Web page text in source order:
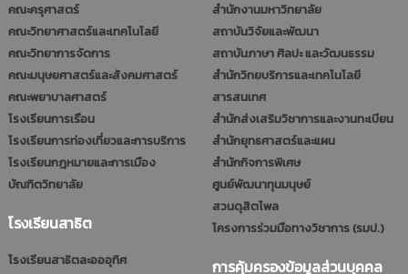
คณะครุศาสตร์
คณะวิทยาศาสตร์และเทคโนโลยี
คณะวิทยาการจัดการ
คณะมนุษยศาสตร์และสังคมศาสตร์
คณะพยาบาลศาสตร์
โรงเรียนการเรือน
โรงเรียนการท่องเที่ยวและการบริการ
โรงเรียนกฎหมายและการเมือง
บัณฑิตวิทยาลัย
โรงเรียนสาธิต
โรงเรียนสาธิตละอออุทิศ
สำนักงานมหาวิทยาลัย
สถาบันวิจัยและพัฒนา
สถาบันภาษา ศิลปะ และวัฒนธรรม
สำนักวิทยบริการและเทคโนโลยี
สารสนเทศ
สำนักส่งเสริมวิชาการและงานทะเบียน
สำนักยุทธศาสตร์และแผน
สำนักกิจการพิเศษ
ศูนย์พัฒนาทุนมนุษย์
สวนดุสิตโพล
โครงการร่วมมือทางวิชาการ (รมป.)
การคุ้มครองข้อมูลส่วนบุคคล